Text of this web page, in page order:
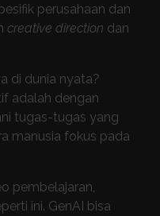
perusahaan dan
creative direction dan
di dunia nyata?
adalah dengan
tugas-tugas yang
manusia fokus pada
pembelajaran,
ini. GenAI bisa